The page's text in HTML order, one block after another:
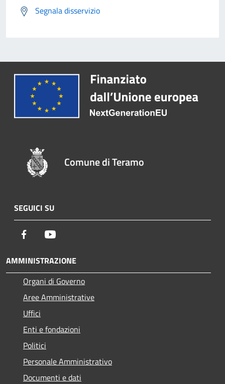
Segnala disservizio
Comune di Teramo
SEGUICI SU
Facebook
AMMINISTRAZIONE
Organi di Governo
Aree Amministrative
Uffici
Enti e fondazioni
Politici
Personale Amministrativo
Documenti e dati